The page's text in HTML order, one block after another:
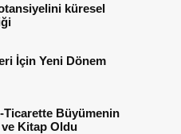
küresel
İçin Yeni Dönem
Ticarette Büyümenin
Kitap Oldu